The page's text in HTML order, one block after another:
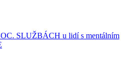
SLUŽBÁCH u lidí s mentálním